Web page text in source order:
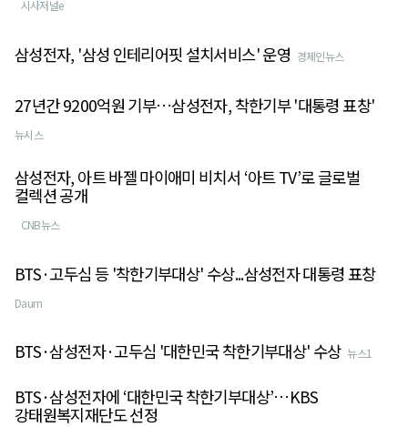
시사저널e
삼성전자, '삼성 인테리어핏 설치서비스' 운영 경제인뉴스
27년간 9200억원 기부…삼성전자, 착한기부 '대통령 표창'
뉴시스
삼성전자, 아트 바젤 마이애미 비치서 ‘아트 TV’로 글로벌
컬렉션 공개
CNB뉴스
BTS·고두심 등 '착한기부대상' 수상...삼성전자 대통령 표창
Daum
BTS·삼성전자·고두심 '대한민국 착한기부대상' 수상 뉴스1
BTS·삼성전자에 ‘대한민국 착한기부대상’…KBS
강태원복지재단도 선정